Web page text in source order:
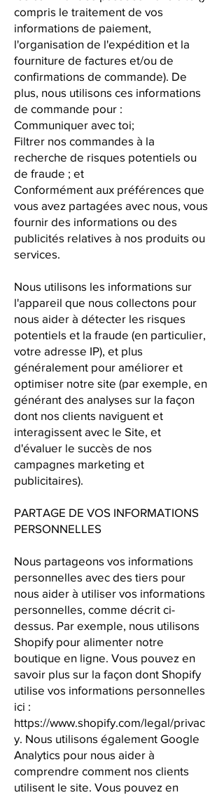
compris le traitement de vos
informations de paiement,
l'organisation de l'expédition et la
fourniture de factures et/ou de
confirmations de commande). De
plus, nous utilisons ces informations
de commande pour :
Communiquer avec toi;
Filtrer nos commandes à la
recherche de risques potentiels ou
de fraude ; et
Conformément aux préférences que
vous avez partagées avec nous, vous
fournir des informations ou des
publicités relatives à nos produits ou
services.
Nous utilisons les informations sur
l'appareil que nous collectons pour
nous aider à détecter les risques
potentiels et la fraude (en particulier,
votre adresse IP), et plus
généralement pour améliorer et
optimiser notre site (par exemple, en
générant des analyses sur la façon
dont nos clients naviguent et
interagissent avec le Site, et
d'évaluer le succès de nos
campagnes marketing et
publicitaires).
PARTAGE DE VOS INFORMATIONS
PERSONNELLES
Nous partageons vos informations
personnelles avec des tiers pour
nous aider à utiliser vos informations
personnelles, comme décrit ci-
dessus. Par exemple, nous utilisons
Shopify pour alimenter notre
boutique en ligne. Vous pouvez en
savoir plus sur la façon dont Shopify
utilise vos informations personnelles
ici :
https://www.shopify.com/legal/privac
y. Nous utilisons également Google
Analytics pour nous aider à
comprendre comment nos clients
utilisent le site. Vous pouvez en